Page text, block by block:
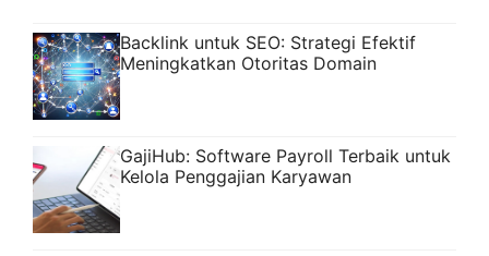
Backlink untuk SEO: Strategi Efektif
Meningkatkan Otoritas Domain
GajiHub: Software Payroll Terbaik untuk
Kelola Penggajian Karyawan